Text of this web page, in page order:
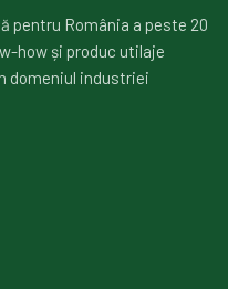
pentru România a peste 20
how și produc utilaje
domeniul industriei